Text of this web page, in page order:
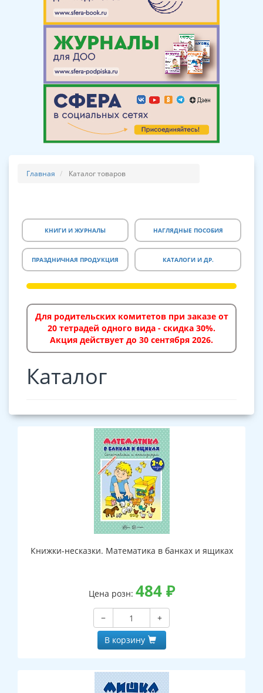
Главная Каталог товаров
КНИГИ И ЖУРНАЛЫ НАГЛЯДНЫЕ ПОСОБИЯ
ПРАЗДНИЧНАЯ ПРОДУКЦИЯ КАТАЛОГИ И ДР.
Для родительских комитетов при заказе от
20 тетрадей одного вида - скидка 30%.
Акция действует до 30 сентября 2026.
Каталог
Книжки-несказки. Математика в банках и ящиках
Цена розн: 484₽
−
+
В корзину